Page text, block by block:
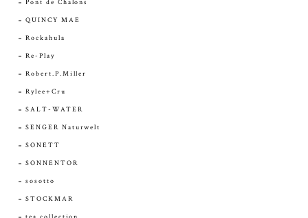
Pont de Chalons
QUINCY MAE
Rockahula
Re-Play
Robert.P.Miller
Rylee+Cru
SALT-WATER
SENGER Naturwelt
SONETT
SONNENTOR
sosotto
STOCKMAR